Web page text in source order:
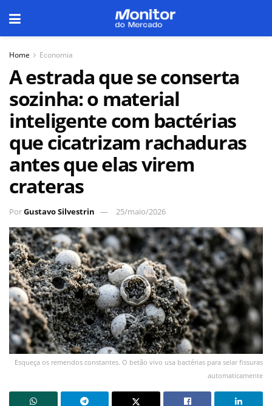
Home Economia
A estrada que se conserta
sozinha: o material
inteligente com bactérias
que cicatrizam rachaduras
antes que elas virem
crateras
PorGustavo Silvestrin 25/maio/2026
Esqueça os remendos constantes. O betão vivo usa bactérias para selar fissuras
automaticamente